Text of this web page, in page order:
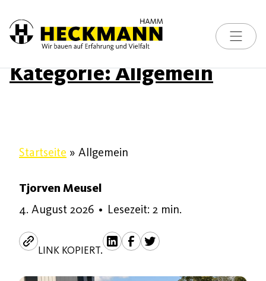
Skip to content
Toggle
Kategorie:Allgemein
Startseite » Allgemein
Tjorven Meusel
4. August 2026 • Lesezeit: 2 min.
LINK KOPIERT.